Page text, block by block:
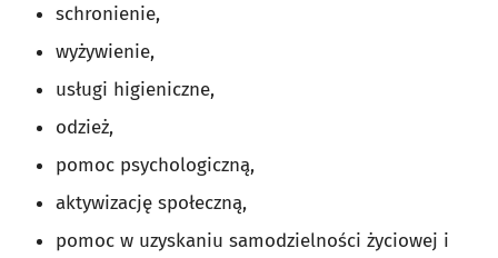
schronienie,
wyżywienie,
usługi higieniczne,
odzież,
pomoc psychologiczną,
aktywizację społeczną,
pomoc w uzyskaniu samodzielności życiowej i